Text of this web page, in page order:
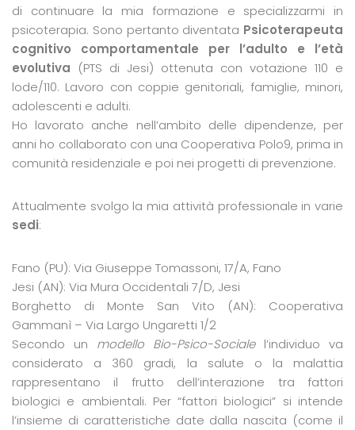
di continuare la mia formazione e specializzarmi in
psicoterapia. Sono pertanto diventata Psicoterapeuta
cognitivo comportamentale per l’adulto e l’età
evolutiva (PTS di Jesi) ottenuta con votazione 110 e
lode/110. Lavoro con coppie genitoriali, famiglie, minori,
adolescenti e adulti.
Ho lavorato anche nell’ambito delle dipendenze, per
anni ho collaborato con una Cooperativa Polo9, prima in
comunità residenziale e poi nei progetti di prevenzione.
Attualmente svolgo la mia attività professionale in varie
sedi:
Fano (PU): Via Giuseppe Tomassoni, 17/A, Fano
Jesi (AN): Via Mura Occidentali 7/D, Jesi
Borghetto di Monte San Vito (AN): Cooperativa
Gammanì – Via Largo Ungaretti 1/2
Secondo un modello Bio-Psico-Socialel’individuo va
considerato a 360 gradi, la salute o la malattia
rappresentano il frutto dell’interazione tra fattori
biologici e ambientali. Per “fattori biologici” si intende
l’insieme di caratteristiche date dalla nascita (come il